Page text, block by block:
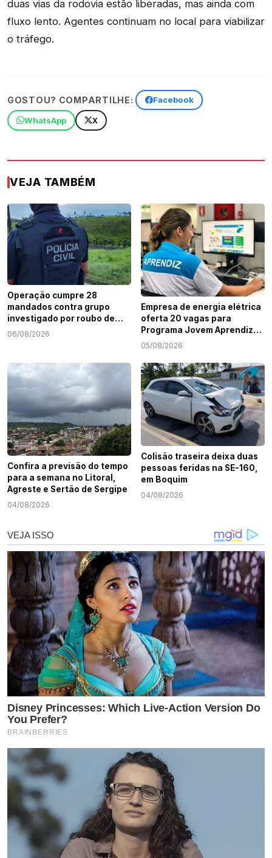
duas vias da rodovia estão liberadas, mas ainda com
fluxo lento. Agentes continuam no local para viabilizar
o tráfego.
GOSTOU? COMPARTILHE: Facebook
WhatsApp X
VEJA TAMBÉM
Operação cumpre 28
mandados contra grupo
investigado por roubo de
cargas e tráfico de drogas
06/08/2026
Empresa de energia elétrica
oferta 20 vagas para
Programa Jovem Aprendiz
em Sergipe
05/08/2026
Confira a previsão do tempo
para a semana no Litoral,
Agreste e Sertão de Sergipe
04/08/2026
Colisão traseira deixa duas
pessoas feridas na SE-160,
em Boquim
04/08/2026